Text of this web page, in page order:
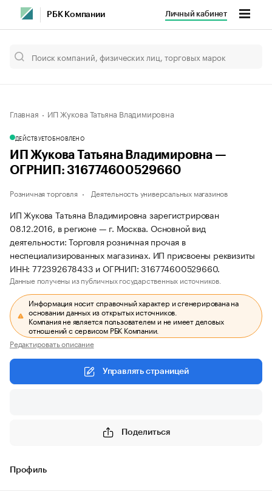
РБК Компании Личный кабинет
Главная ИП Жукова Татьяна Владимировна
ДЕЙСТВУЕТОБНОВЛЕНО
ИП Жукова Татьяна Владимировна —
ОГРНИП: 316774600529660
Розничная торговля Деятельность универсальных магазинов
ИП Жукова Татьяна Владимировна зарегистрирован
08.12.2016, в регионе — г. Москва. Основной вид
деятельности: Торговля розничная прочая в
неспециализированных магазинах. ИП присвоены реквизиты
ИНН: 772392678433 и ОГРНИП: 316774600529660.
Данные получены из публичных государственных источников.
Информация носит справочный характер и сгенерирована на
основании данных из открытых источников.
Компания не является пользователем и не имеет деловых
отношений с сервисом РБК Компании.
Редактировать описание
Управлять страницей
Поделиться
Профиль